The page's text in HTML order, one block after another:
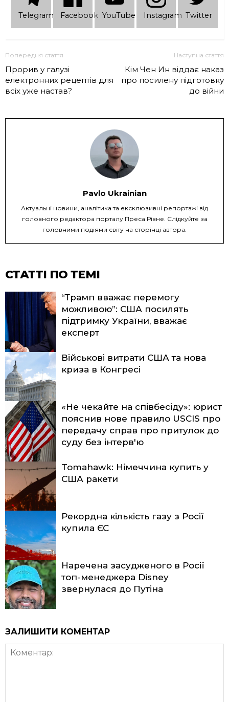
Telеgram Facebook YouTube Instagram Twitter
Попередня стаття
Прорив у галузі
електронних рецептів для
всіх уже настав?
Наступна стаття
Кім Чен Ин віддає наказ
про посилену підготовку
до війни
Pavlo Ukrainian
Актуальні новини, аналітика та ексклюзивні репортажі від
головного редактора порталу Преса Рівне. Слідкуйте за
головними подіями світу на сторінці автора.
СТАТТІ ПО ТЕМІ
“Трамп вважає перемогу
можливою”: США посилять
підтримку України, вважає
експерт
Військові витрати США та нова
криза в Конгресі
«Не чекайте на співбесіду»: юрист
пояснив нове правило USCIS про
передачу справ про притулок до
суду без інтерв'ю
Tomahawk: Німеччина купить у
США ракети
Рекордна кількість газу з Росії
купила ЄС
Наречена засудженого в Росії
топ-менеджера Disney
звернулася до Путіна
ЗАЛИШИТИ КОМЕНТАР